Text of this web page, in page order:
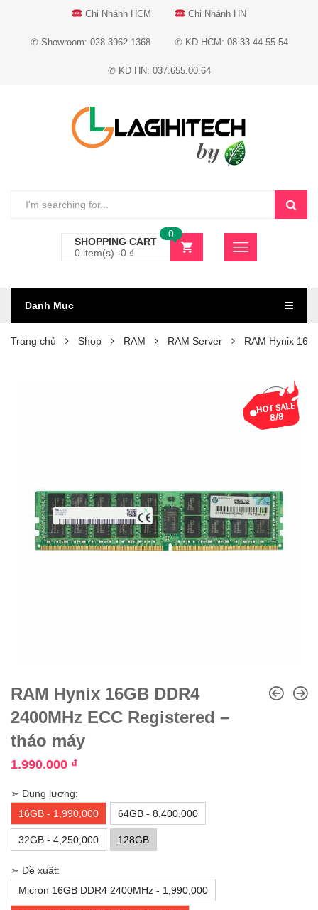
Chi Nhánh HCM Chi Nhánh HN
✆ Showroom: 028.3962.1368 ✆ KD HCM: 08.33.44.55.54
✆ KD HN: 037.655.00.64
SHOPPING CART
0 item(s) -0 ₫
0
Danh Mục
Trang chủ Shop RAM RAM Server RAM Hynix
RAM Hynix 16GB DDR4
2400MHz ECC Registered –
tháo máy
1.990.000 ₫
➣ Dung lượng:
16GB - 1,990,000
64GB - 8,400,000
32GB - 4,250,000 128GB
➣ Đề xuất:
Micron 16GB DDR4 2400MHz - 1,990,000